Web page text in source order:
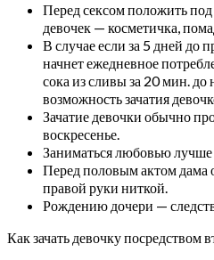
Перед сексом положить
девочек — косметичка,
В случае если за 5 дней до
начнет ежедневное
сока из сливы за 20 мин. до
возможность зачатия
Зачатие девочки обычно
воскресенье.
Заниматься любовью
Перед половым актом дама
правой руки ниткой.
Рождению дочери —
Как зачать девочку посредством